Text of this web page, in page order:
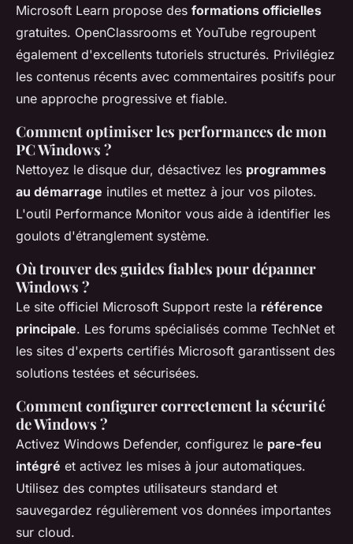
Microsoft Learn propose des formations officielles
gratuites. OpenClassrooms et YouTube regroupent
également d'excellents tutoriels structurés. Privilégiez
les contenus récents avec commentaires positifs pour
une approche progressive et fiable.
Comment optimiser les performances de mon
PC Windows ?
Nettoyez le disque dur, désactivez les programmes
au démarrage inutiles et mettez à jour vos pilotes.
L'outil Performance Monitor vous aide à identifier les
goulots d'étranglement système.
Où trouver des guides fiables pour dépanner
Windows ?
Le site officiel Microsoft Support reste la référence
principale. Les forums spécialisés comme TechNet et
les sites d'experts certifiés Microsoft garantissent des
solutions testées et sécurisées.
Comment configurer correctement la sécurité
de Windows ?
Activez Windows Defender, configurez le pare-feu
intégré et activez les mises à jour automatiques.
Utilisez des comptes utilisateurs standard et
sauvegardez régulièrement vos données importantes
sur cloud.